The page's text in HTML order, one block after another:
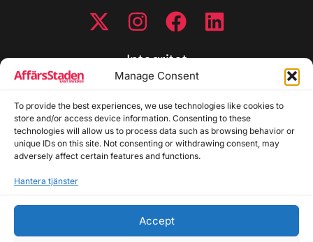
Manage Consent
To provide the best experiences, we use technologies like cookies to
store and/or access device information. Consenting to these
technologies will allow us to process data such as browsing behavior or
unique IDs on this site. Not consenting or withdrawing consent, may
adversely affect certain features and functions.
Hantera tjänster
Accept
Integritet
Cookiepolicy
Disclaimer
Redaktionell policy
Utgivarinformation
Allmänna frågor: info@affarsstaden.se | Tipsa